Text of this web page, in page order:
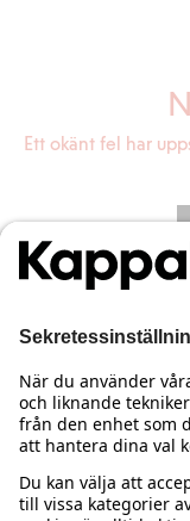
Ett okänt fel har